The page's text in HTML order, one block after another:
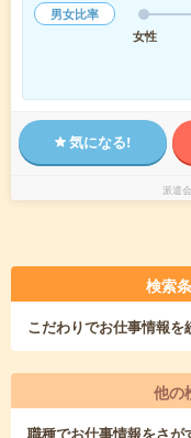
男女比率
女性
気になる!
派遣
検索
こだわりでお仕事情報を
他の
職種でお仕事情報をさが